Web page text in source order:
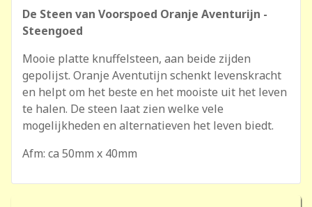
De Steen van Voorspoed Oranje Aventurijn -
Steengoed
Mooie platte knuffelsteen, aan beide zijden
gepolijst. Oranje Aventutijn schenkt levenskracht
en helpt om het beste en het mooiste uit het leven
te halen. De steen laat zien welke vele
mogelijkheden en alternatieven het leven biedt.
Afm: ca 50mm x 40mm